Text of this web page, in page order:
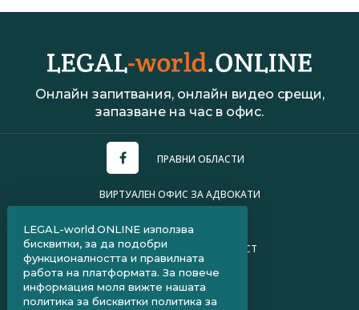
Онлайн запитвания, онлайн видео срещи,
запазване на час в офис.
ПРАВНИ ОБЛАСТИ
ВИРТУАЛЕН ОФИС ЗА АДВОКАТИ
ПОЛИТИКА ЗА ПОВЕРИТЕЛНОСТ
ЧЗВ ЗА КЛИЕНТИ
ЧЗВ ЗА АДВОКАТИ
LEGAL-world.ONLINE използва
бисквитки, за да подобри
функционалността и правилната
работа на платформата. За повече
информация моля вижте нашата
политика за бисквитки политика за